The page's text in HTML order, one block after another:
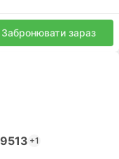
Забронювати зараз
+1